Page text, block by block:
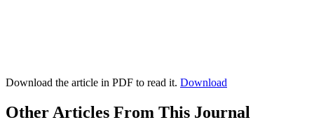
Download the article in PDF to read it. Download
Other Articles From This Journal